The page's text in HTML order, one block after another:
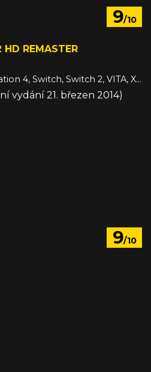
9/10
REMASTER
PC, PlayStation 3, PlayStation 4, Switch, Switch 2, VITA, Xbox One
vydání 21. březen 2014)
9/10